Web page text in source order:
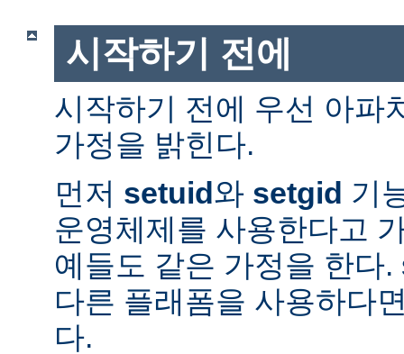
시작하기 전에
시작하기 전에 우선 아파
가정을 밝힌다.
먼저 setuid와 setgid 기
운영체제를 사용한다고
예들도 같은 가정을 한다
다른 플래폼을 사용하다
다.